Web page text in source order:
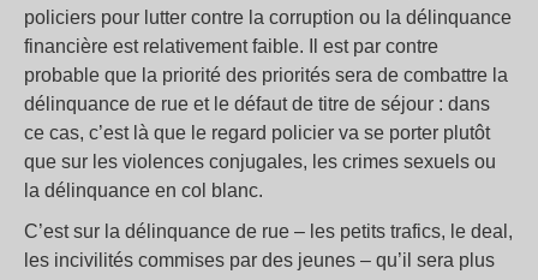
policiers pour lutter contre la corruption ou la délinquance
financière est relativement faible. Il est par contre
probable que la priorité des priorités sera de combattre la
délinquance de rue et le défaut de titre de séjour : dans
ce cas, c’est là que le regard policier va se porter plutôt
que sur les violences conjugales, les crimes sexuels ou
la délinquance en col blanc.
C’est sur la délinquance de rue – les petits trafics, le deal,
les incivilités commises par des jeunes – qu’il sera plus